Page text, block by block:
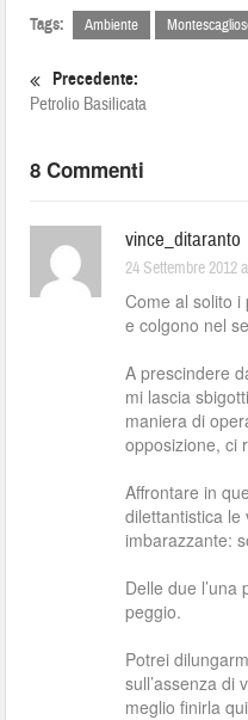
Tags: Ambiente
Precedente:
Petrolio Basilicata
8 Commenti
vince_ditaranto
24 Settembre 2012
Come al solito i
e colgono nel
A prescindere
mi lascia
maniera di
opposizione, ci
Affrontare in
dilettantistica
imbarazzante:
Delle due l’una
peggio.
Potrei
sull’assenza di
meglio finirla